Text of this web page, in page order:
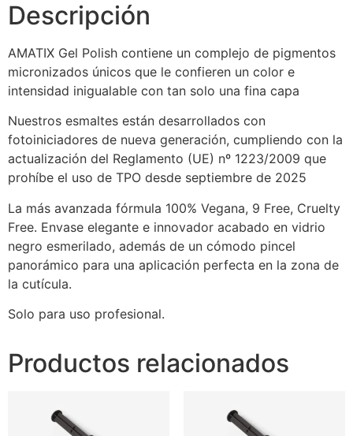
Descripción
AMATIX Gel Polish contiene un complejo de pigmentos
micronizados únicos que le confieren un color e
intensidad inigualable con tan solo una fina capa
Nuestros esmaltes están desarrollados con
fotoiniciadores de nueva generación, cumpliendo con la
actualización del Reglamento (UE) nº 1223/2009 que
prohíbe el uso de TPO desde septiembre de 2025
La más avanzada fórmula 100% Vegana, 9 Free, Cruelty
Free. Envase elegante e innovador acabado en vidrio
negro esmerilado, además de un cómodo pincel
panorámico para una aplicación perfecta en la zona de
la cutícula.
Solo para uso profesional.
Productos relacionados